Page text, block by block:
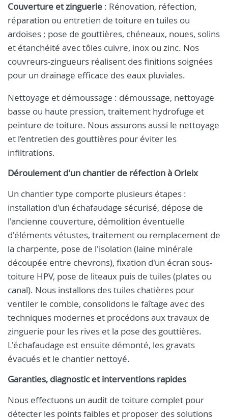
Couverture et zinguerie : Rénovation, réfection,
réparation ou entretien de toiture en tuiles ou
ardoises ; pose de gouttières, chéneaux, noues, solins
et étanchéité avec tôles cuivre, inox ou zinc. Nos
couvreurs-zingueurs réalisent des finitions soignées
pour un drainage efficace des eaux pluviales.
Nettoyage et démoussage : démoussage, nettoyage
basse ou haute pression, traitement hydrofuge et
peinture de toiture. Nous assurons aussi le nettoyage
et l’entretien des gouttières pour éviter les
infiltrations.
Déroulement d'un chantier de réfection à Orleix
Un chantier type comporte plusieurs étapes :
installation d'un échafaudage sécurisé, dépose de
l'ancienne couverture, démolition éventuelle
d'éléments vétustes, traitement ou remplacement de
la charpente, pose de l'isolation (laine minérale
découpée entre chevrons), fixation d'un écran sous-
toiture HPV, pose de liteaux puis de tuiles (plates ou
canal). Nous installons des tuiles chatières pour
ventiler le comble, consolidons le faîtage avec des
techniques modernes et procédons aux travaux de
zinguerie pour les rives et la pose des gouttières.
L'échafaudage est ensuite démonté, les gravats
évacués et le chantier nettoyé.
Garanties, diagnostic et interventions rapides
Nous effectuons un audit de toiture complet pour
détecter les points faibles et proposer des solutions